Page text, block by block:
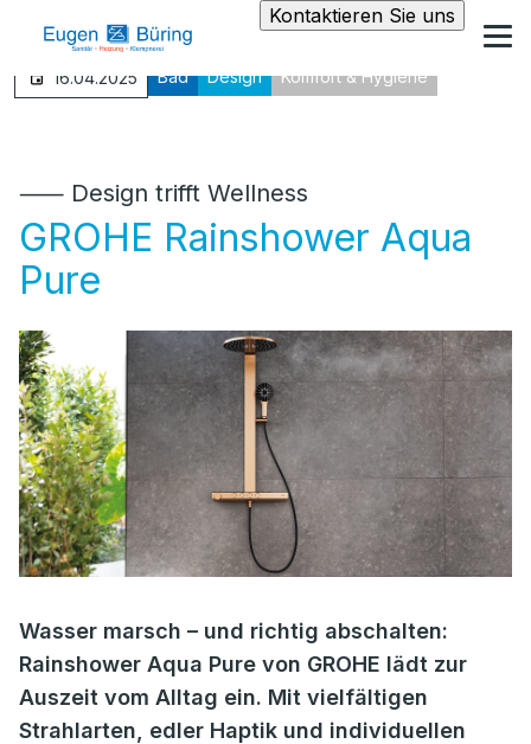
Kontaktieren Sie uns
16.04.2025 Bad Design Komfort & Hygiene
⸺ Design trifft Wellness
GROHE Rainshower Aqua
Pure
Wasser marsch – und richtig abschalten:
Rainshower Aqua Pure von GROHE lädt zur
Auszeit vom Alltag ein. Mit vielfältigen
Strahlarten, edler Haptik und individuellen